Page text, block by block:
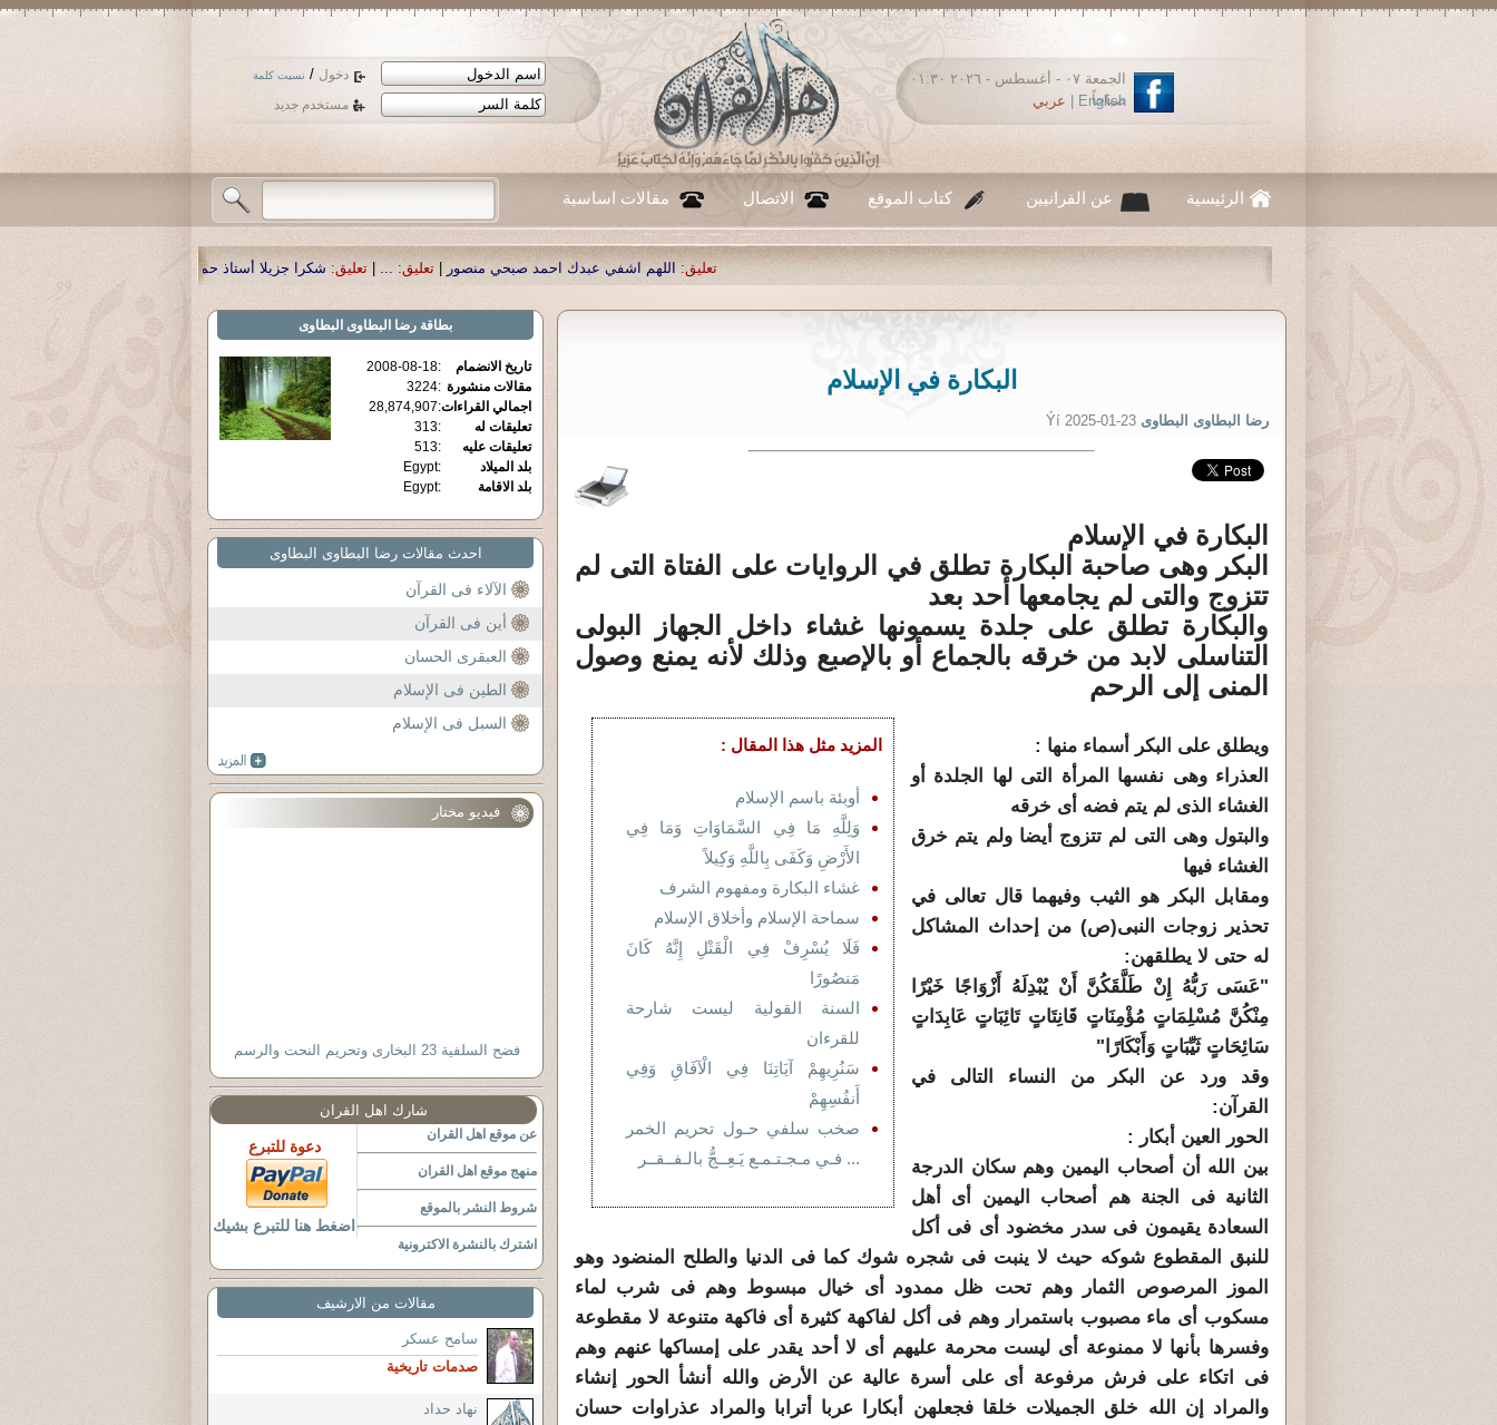
دخول / نسيت كلمة
مستخدم جديد
الجمعة ٠٧ - أغسطس - ٢٠٢٦ ٠١:٣٠
صباحاً
English عربي
الرئيسية عن القرانيين كتاب الموقع الاتصال مقالات اساسية
اللهم اشفي عبدك احمد صبحي منصور|تعليق: ...
|تعليق: شكرا جزيلا أستاذ حمد الحمد .أكرمكم الله .|تعليق:
البكارة في الإسلام
رضا البطاوى البطاوى Ýí 2025-01-23
البكارة في الإسلام
البكر وهى صاحبة البكارة تطلق في الروايات على الفتاة التى لم
تتزوج والتى لم يجامعها أحد بعد
والبكارة تطلق على جلدة يسمونها غشاء داخل الجهاز البولى
التناسلى لابد من خرقه بالجماع أو بالإصبع وذلك لأنه يمنع وصول
المنى إلى الرحم
المزيد مثل هذا المقال :
أوبئة باسم الإسلام
وَلِلَّهِ مَا فِي السَّمَاوَاتِ وَمَا فِي
الأَرْضِ وَكَفَى بِاللَّهِ وَكِيلاً
غشاء البكارة ومفهوم الشرف
سماحة الإسلام وأخلاق الإسلام
فَلَا يُسْرِفْ فِي الْقَتْلِ إِنَّهُ كَانَ
مَنصُورًا
السنة القولية ليست شارحة
للقرءان
سَنُرِيهِمْ آيَاتِنَا فِي الْآفَاقِ وَفِي
أَنفُسِهِمْ
صخب سلفي حـول تحريم الخمر
... فـي مـجـتـمـع يَـعِــجُّ بالـفــقــر
ويطلق على البكر أسماء منها :
العذراء وهى نفسها المرأة التى لها الجلدة أو
الغشاء الذى لم يتم فضه أى خرقه
والبتول وهى التى لم تتزوج أيضا ولم يتم خرق
الغشاء فيها
ومقابل البكر هو الثيب وفيهما قال تعالى في
تحذير زوجات النبى(ص) من إحداث المشاكل
له حتى لا يطلقهن:
"عَسَى رَبُّهُ إِنْ طَلَّقَكُنَّ أَنْ يُبْدِلَهُ أَزْوَاجًا خَيْرًا
مِنْكُنَّ مُسْلِمَاتٍ مُؤْمِنَاتٍ قَانِتَاتٍ تَائِبَاتٍ عَابِدَاتٍ
سَائِحَاتٍ ثَيِّبَاتٍ وَأَبْكَارًا"
وقد ورد عن البكر من النساء التالى في
القرآن:
الحور العين أبكار :
بين الله أن أصحاب اليمين وهم سكان الدرجة
الثانية فى الجنة هم أصحاب اليمين أى أهل
السعادة يقيمون فى سدر مخضود أى فى أكل
للنبق المقطوع شوكه حيث لا ينبت فى شجره شوك كما فى الدنيا والطلح المنضود وهو
الموز المرصوص الثمار وهم تحت ظل ممدود أى خيال مبسوط وهم فى شرب لماء
مسكوب أى ماء مصبوب باستمرار وهم فى أكل لفاكهة كثيرة أى فاكهة متنوعة لا مقطوعة
وفسرها بأنها لا ممنوعة أى ليست محرمة عليهم أى لا أحد يقدر على إمساكها عنهم وهم
فى اتكاء على فرش مرفوعة أى على أسرة عالية عن الأرض والله أنشأ الحور إنشاء
والمراد إن الله خلق الجميلات خلقا فجعلهن أبكارا عربا أترابا والمراد عذراوات حسان
بطاقة رضا البطاوى البطاوى
تاريخ الانضمام :
2008-08-18
مقالات منشورة :
3224
اجمالي القراءات:
28,874,907
تعليقات له
:
313
تعليقات عليه
:
513
بلد الميلاد
:
Egypt
بلد الاقامة
:
Egypt
احدث مقالات رضا البطاوى البطاوى
الآلاء فى القرآن
أين فى القرآن
العبقرى الحسان
الطين فى الإسلام
السبل فى الإسلام
فيديو مختار
فضح السلفية 23 البخارى وتحريم النحت والرسم
شارك اهل القران
عن موقع اهل القران
منهج موقع اهل القران
شروط النشر بالموقع
اشترك بالنشرة الاكترونية
دعوة للتبرع
اضغط هنا للتبرع بشيك
مقالات من الارشيف
سامح عسكر
صدمات تاريخية
نهاد حداد